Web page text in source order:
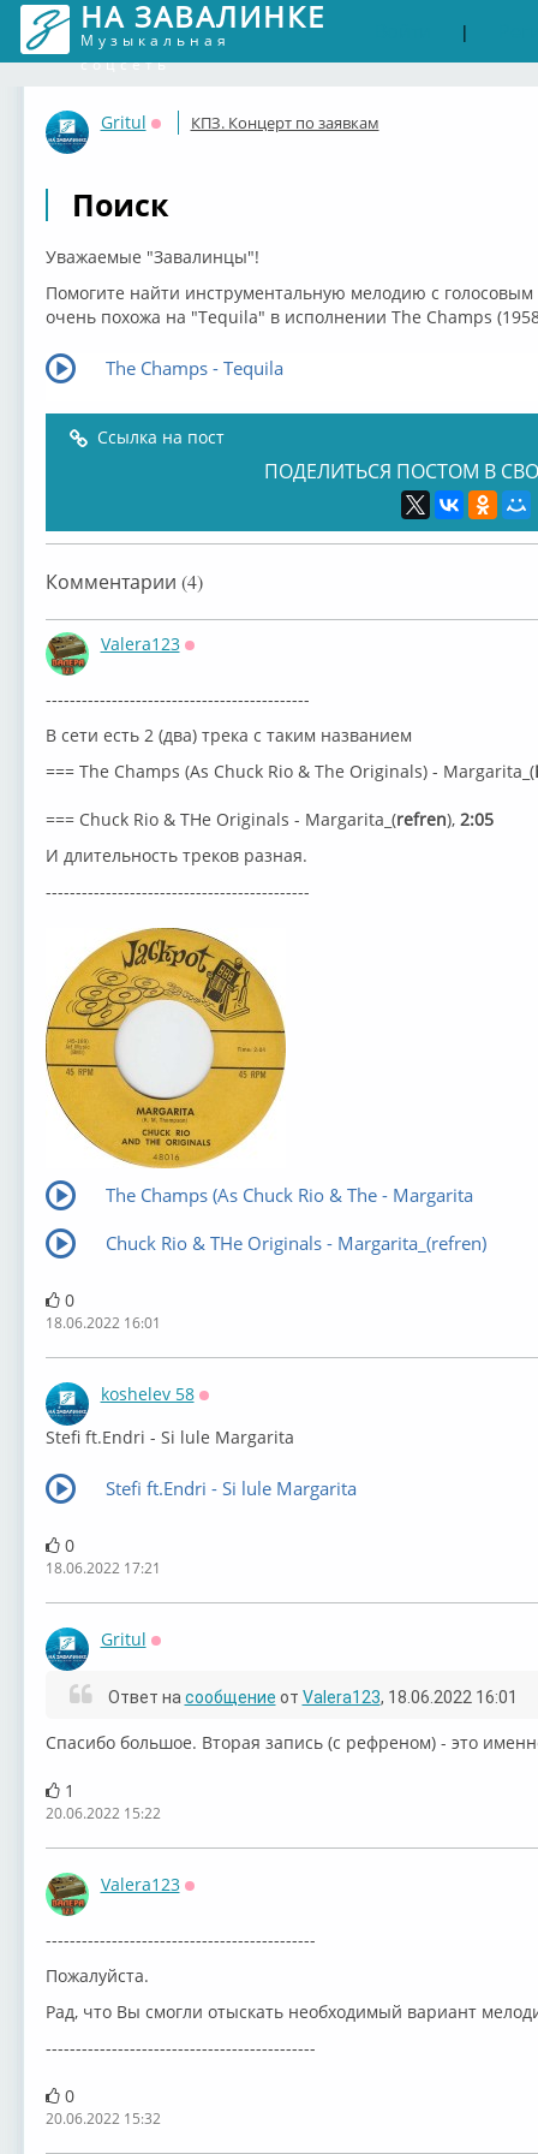
НА ЗАВАЛИНКЕ
Музыкальная
соцсеть
|
Gritul
Оффлайн
КПЗ. Концерт по заявкам
Поиск
Уважаемые "Завалинцы"!
Помогите найти инструментальную мелодию с
очень похожа на "Tequila" в исполнении The Champs
The Champs - Tequila
Ссылка на пост
ПОДЕЛИТЬСЯ ПОСТОМ В
Комментарии (4)
Valera123
--------------------------------------------
В сети есть 2 (два) трека с таким названием
=== The Champs (As Chuck Rio & The Originals) - Margarita_(
=== Chuck Rio & THe Originals - Margarita_(refren), 2:05
И длительность треков разная.
--------------------------------------------
The Champs (As Chuck Rio & The - Margarita
Chuck Rio & THe Originals - Margarita_(refren)
0
18.06.2022 16:01
koshelev 58
⁣Stefi ft.Endri - Si lule Margarita
Stefi ft.Endri - Si lule Margarita
0
18.06.2022 17:21
Gritul
Ответ на сообщение от Valera123, 18.06.2022 16:01
Спасибо большое. Вторая запись (с рефреном) - это
1
20.06.2022 15:22
Valera123
---------------------------------------------
Пожалуйста.
Рад, что Вы смогли отыскать необходимый вариант
---------------------------------------------
0
20.06.2022 15:32